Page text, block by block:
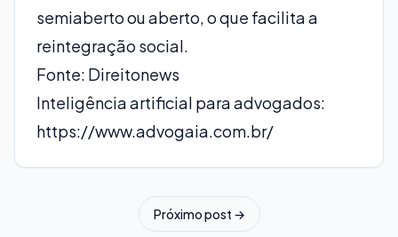
semiaberto ou aberto, o que facilita a
reintegração social.
Fonte: Direitonews
Inteligência artificial para advogados:
https://www.advogaia.com.br/
Próximo post →